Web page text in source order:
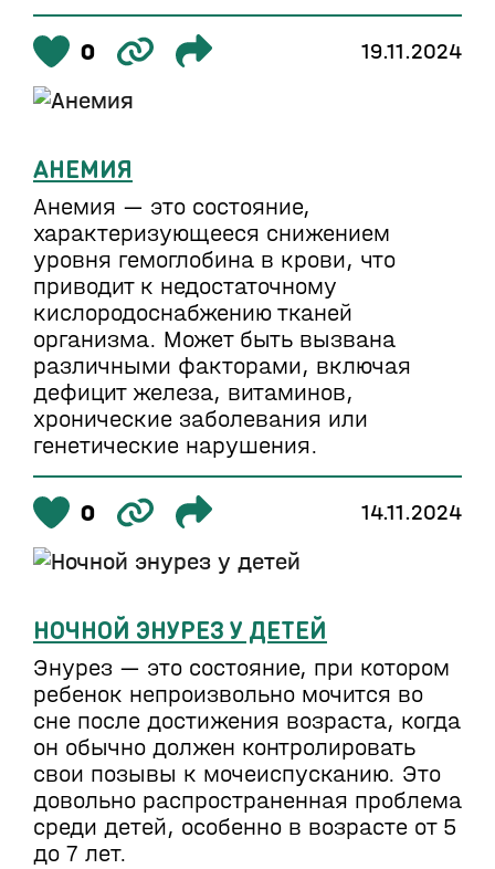
0 19.11.2024
АНЕМИЯ
Анемия — это состояние,
характеризующееся снижением
уровня гемоглобина в крови, что
приводит к недостаточному
кислородоснабжению тканей
организма. Может быть вызвана
различными факторами, включая
дефицит железа, витаминов,
хронические заболевания или
генетические нарушения.
0 14.11.2024
НОЧНОЙ ЭНУРЕЗ У ДЕТЕЙ
Энурез — это состояние, при котором
ребенок непроизвольно мочится во
сне после достижения возраста, когда
он обычно должен контролировать
свои позывы к мочеиспусканию. Это
довольно распространенная проблема
среди детей, особенно в возрасте от 5
до 7 лет.